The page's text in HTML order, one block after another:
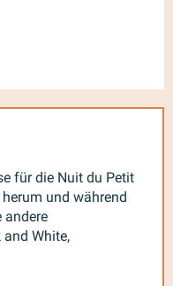
für die Nuit du Petit
und während
andere
White,